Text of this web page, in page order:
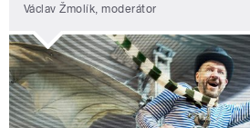
Václav Žmolík, moderátor